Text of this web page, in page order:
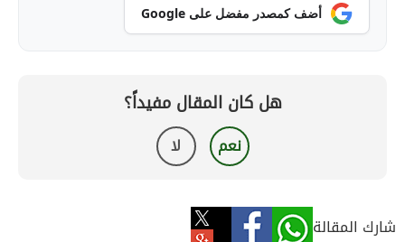
أضف كمصدر مفضل على Google
هل كان المقال مفيداً؟
نعم لا
شارك المقالة